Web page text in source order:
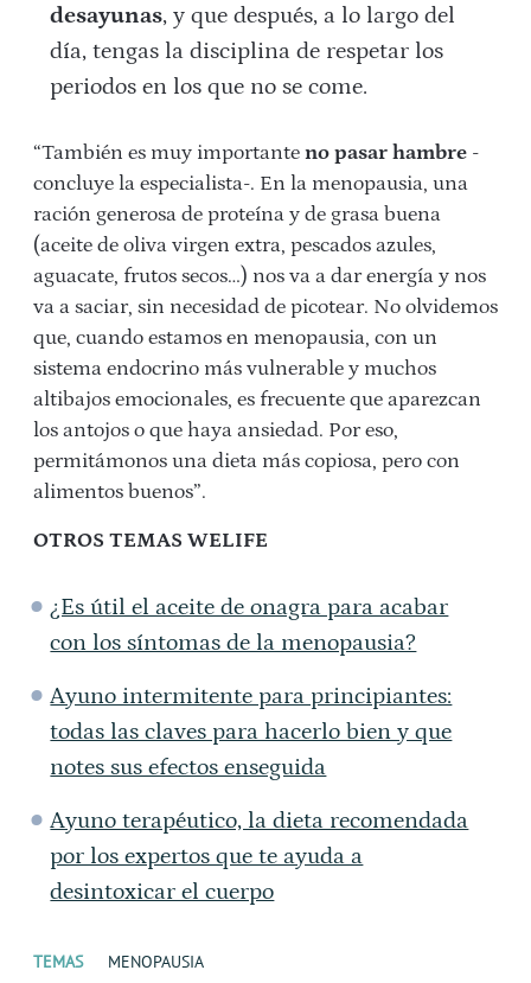
desayunas, y que después, a lo largo del
día, tengas la disciplina de respetar los
periodos en los que no se come.
“También es muy importante no pasar hambre -
concluye la especialista-. En la menopausia, una
ración generosa de proteína y de grasa buena
(aceite de oliva virgen extra, pescados azules,
aguacate, frutos secos…) nos va a dar energía y nos
va a saciar, sin necesidad de picotear. No olvidemos
que, cuando estamos en menopausia, con un
sistema endocrino más vulnerable y muchos
altibajos emocionales, es frecuente que aparezcan
los antojos o que haya ansiedad. Por eso,
permitámonos una dieta más copiosa, pero con
alimentos buenos”.
OTROS TEMAS WELIFE
¿Es útil el aceite de onagra para acabar
con los síntomas de la menopausia?
Ayuno intermitente para principiantes:
todas las claves para hacerlo bien y que
notes sus efectos enseguida
Ayuno terapéutico, la dieta recomendada
por los expertos que te ayuda a
desintoxicar el cuerpo
TEMAS MENOPAUSIA